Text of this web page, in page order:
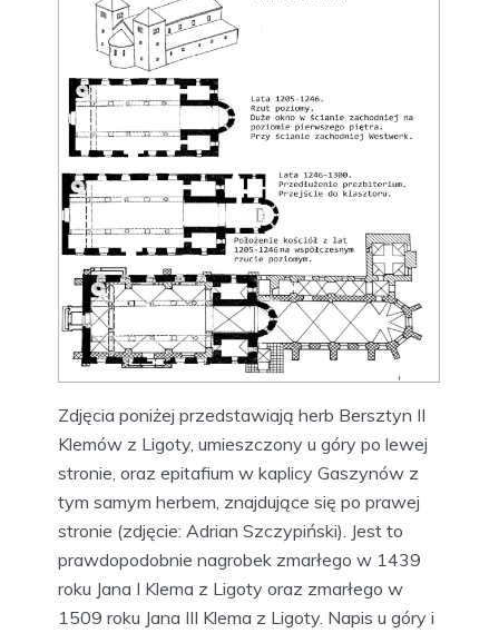
Zdjęcia poniżej przedstawiają herb Bersztyn II
Klemów z Ligoty, umieszczony u góry po lewej
stronie, oraz epitafium w kaplicy Gaszynów z
tym samym herbem, znajdujące się po prawej
stronie (zdjęcie: Adrian Szczypiński). Jest to
prawdopodobnie nagrobek zmarłego w 1439
roku Jana I Klema z Ligoty oraz zmarłego w
1509 roku Jana III Klema z Ligoty. Napis u góry i